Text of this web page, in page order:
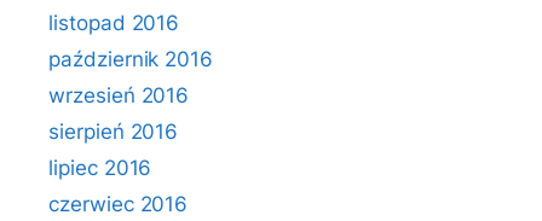
listopad 2016
październik 2016
wrzesień 2016
sierpień 2016
lipiec 2016
czerwiec 2016